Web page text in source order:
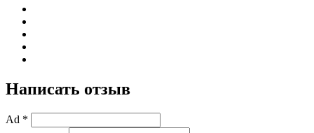
Написать отзыв
Ad *